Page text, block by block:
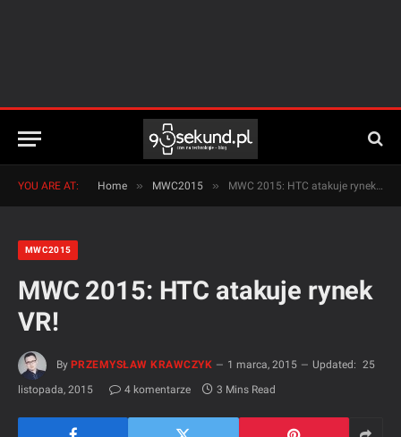
YOU ARE AT: Home » MWC2015 » MWC 2015: HTC atakuje rynek VR!
MWC2015
MWC 2015: HTC atakuje rynek
VR!
By PRZEMYSŁAW KRAWCZYK 1 marca, 2015 Updated: 25
listopada, 2015
4 komentarze 3 Mins Read